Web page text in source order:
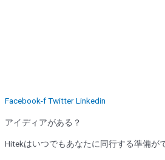
Facebook-fTwitterLinkedin
アイディアがある？
Hitekはいつでもあなたに同行する準備が